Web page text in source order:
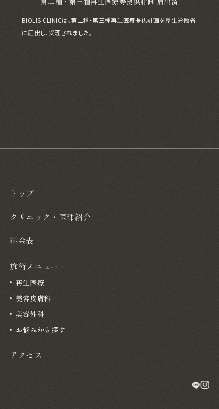
BIOLIS CLINICは、第二種・第三種再生医療提供計画を厚生労働省
に届出し、 受理されました。
トップ
クリニック・医師紹介
料金表
施術メニュー
再生医療
美容皮膚科
美容外科
お悩みから探す
アクセス